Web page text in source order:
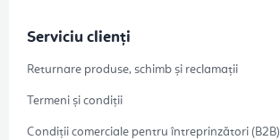
Serviciu clienți
Returnare produse, schimb și reclamații
Termeni și condiții
Condiții comerciale pentru întreprinzători (B2B)